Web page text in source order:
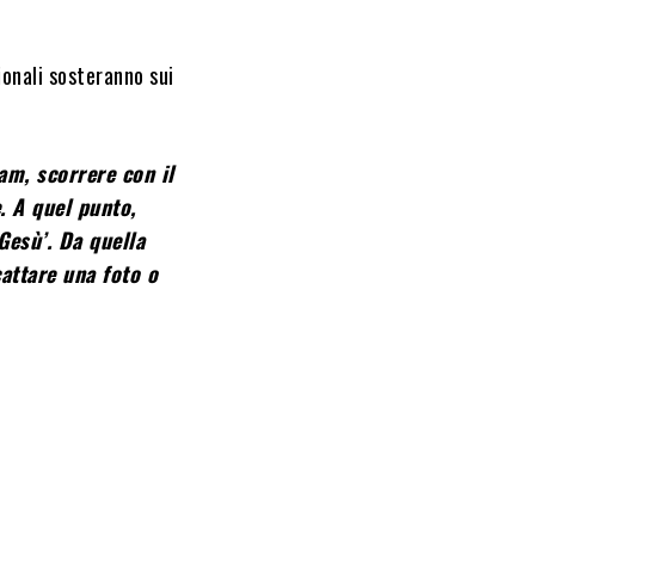
sosteranno sui
scorrere con il
A quel punto,
Da quella
una foto o